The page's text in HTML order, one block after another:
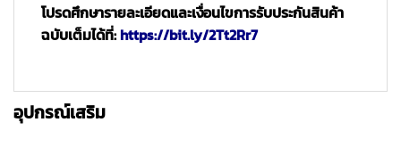
โปรดศึกษารายละเอียดและเงื่อนไขการรับประกันสินค้า
ฉบับเต็มได้ที่:https://bit.ly/2Tt2Rr7
อุปกรณ์เสริม